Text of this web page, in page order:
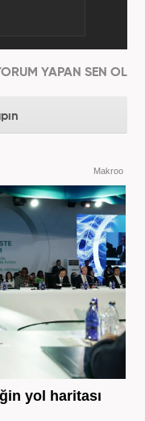
YAPAN SEN OL
Makroo
yol haritası